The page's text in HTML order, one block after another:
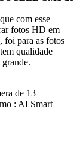
com esse
fotos HD em
foi para as fotos
qualidade
de 13
: AI Smart